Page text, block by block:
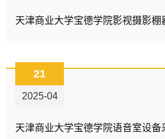
天津商业大学宝德学院影视摄影棚
21
2025-04
天津商业大学宝德学院语音室设备